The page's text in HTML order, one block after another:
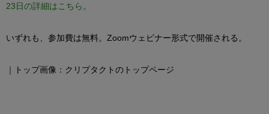
23日の詳細はこちら。
いずれも、参加費は無料。Zoomウェビナー形式で開催される。
｜トップ画像：クリプタクトのトップページ